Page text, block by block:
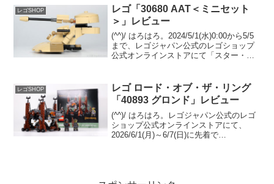
10/1のInsiders先行販...
レゴSHOP
レゴ「30680 AAT＜ミニセット
＞」レビュー
(^^)/ はろはろ。2024/5/1(水)0:00から5/5
まで、レゴジャパン公式のレゴショップ
公式オンラインストアにて「スター・ウ
で、以下３点がまとめて...
レゴSHOP
レゴ ロード・オブ・ザ・リング
「40893 グロンド」レビュー
(^^)/ はろはろ。レゴジャパン公式のレゴ
ショップ公式オンラインストアにて、
2026/6/1(月)～6/7(日)に先着で